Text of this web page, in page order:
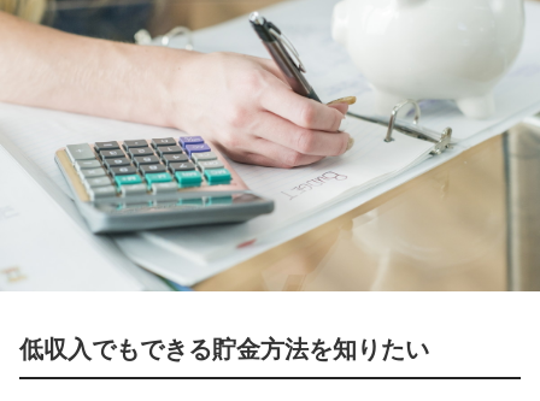
低収入でもできる貯金方法を知りたい